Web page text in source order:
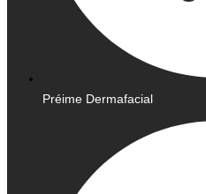
Préime Dermafacial